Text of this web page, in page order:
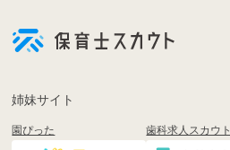
登
く
姉妹サイト
園ぴった 歯科求人スカウト